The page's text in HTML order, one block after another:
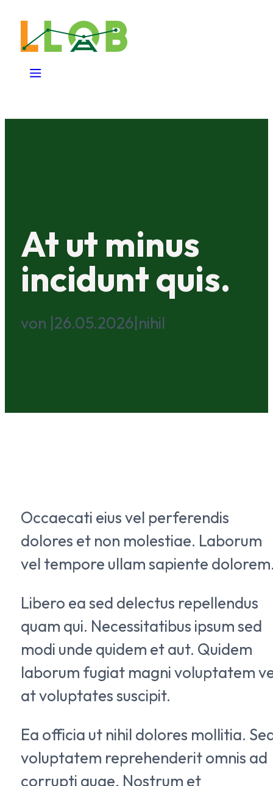
At ut minus
incidunt quis.
von |26.05.2026|nihil
Occaecati eius vel perferendis
dolores et non molestiae. Laborum
vel tempore ullam sapiente
Libero ea sed delectus repellendus
quam qui. Necessitatibus ipsum sed
modi unde quidem et aut. Quidem
laborum fugiat magni voluptatem
at voluptates suscipit.
Ea officia ut nihil dolores mollitia.
voluptatem reprehenderit omnis ad
corrupti quae. Nostrum et